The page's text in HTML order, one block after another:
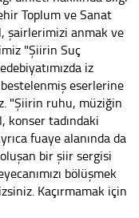
Toplum ve Sanat
şairlerimizi anmak ve
"Şiirin Suç
iz
bestelenmiş eserlerine
"Şiirin ruhu, müziğin
konser tadındaki
fuaye alanında da
bir şiir sergisi
bölüşmek
Kaçırmamak için